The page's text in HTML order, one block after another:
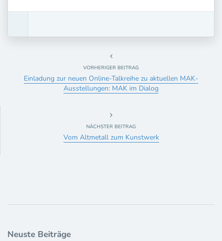
VORHERIGER BEITRAG
Einladung zur neuen Online-Talkreihe zu aktuellen MAK-
Ausstellungen: MAK im Dialog
NÄCHSTER BEITRAG
Vom Altmetall zum Kunstwerk
Neuste Beiträge